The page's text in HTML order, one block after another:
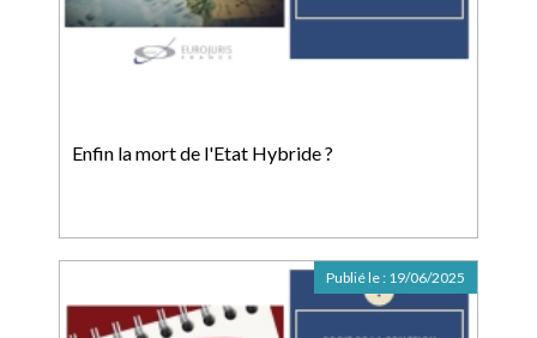
Enfin la mort de l'Etat Hybride ?
Publié le : 19/06/2025